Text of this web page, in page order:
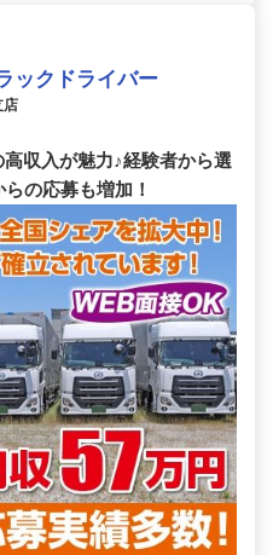
ックドライバー
店
収入が魅力♪経験者から選
の応募も増加！